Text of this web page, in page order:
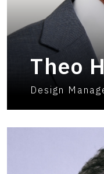
Theo
Design